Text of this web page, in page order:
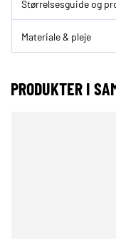
Størrelsesguide og
Materiale & pleje
PRODUKTER I